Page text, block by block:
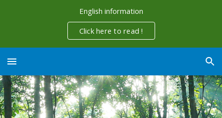
English information
Click here to read !